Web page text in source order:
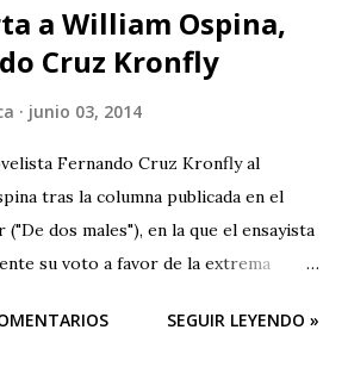
a William Ospina,
Cruz Kronfly
junio 03, 2014
Fernando Cruz Kronfly al
tras la columna publicada en el
dos males"), en la que el ensayista
su voto a favor de la extrema
columna de Ospina . Revista Corónica
SEGUIR LEYENDO »